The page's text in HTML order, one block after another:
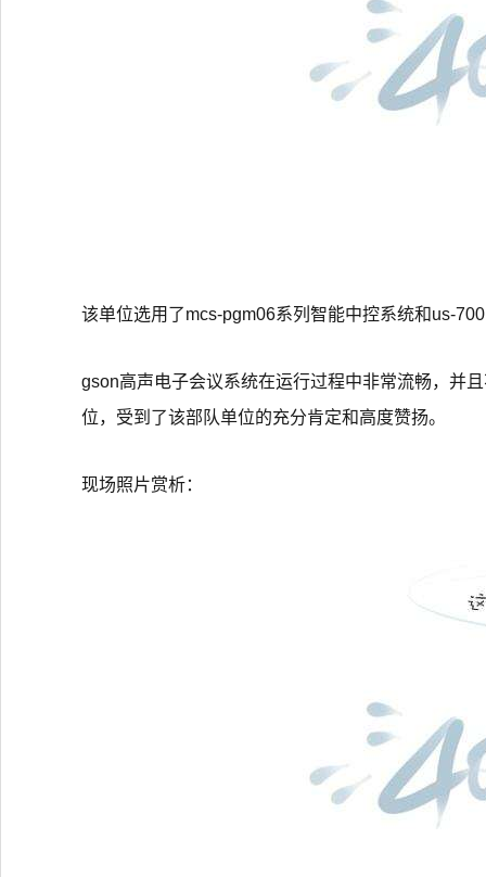
该单位选用了mcs-pgm06系列智能中控系统和us-
gson高声电子会议系统在运行过程中非常流畅，并
位，受到了该部队单位的充分肯定和高度赞扬。
现场照片赏析：